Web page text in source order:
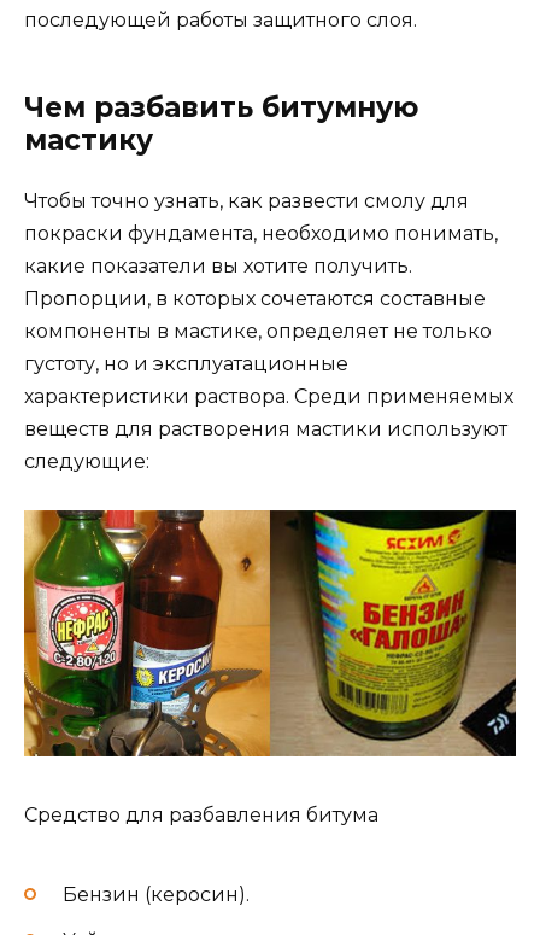
последующей работы защитного слоя.
Чем разбавить битумную
мастику
Чтобы точно узнать, как развести смолу для
покраски фундамента, необходимо понимать,
какие показатели вы хотите получить.
Пропорции, в которых сочетаются составные
компоненты в мастике, определяет не только
густоту, но и эксплуатационные
характеристики раствора. Среди применяемых
веществ для растворения мастики используют
следующие:
Средство для разбавления битума
Бензин (керосин).